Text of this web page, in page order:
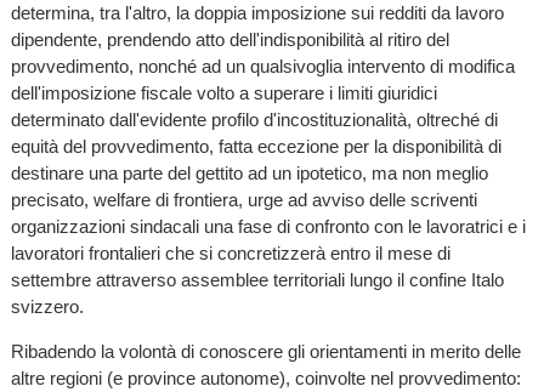
determina, tra l'altro, la doppia imposizione sui redditi da lavoro
dipendente, prendendo atto dell'indisponibilità al ritiro del
provvedimento, nonché ad un qualsivoglia intervento di modifica
dell'imposizione fiscale volto a superare i limiti giuridici
determinato dall'evidente profilo d'incostituzionalità, oltreché di
equità del provvedimento, fatta eccezione per la disponibilità di
destinare una parte del gettito ad un ipotetico, ma non meglio
precisato, welfare di frontiera, urge ad avviso delle scriventi
organizzazioni sindacali una fase di confronto con le lavoratrici e i
lavoratori frontalieri che si concretizzerà entro il mese di
settembre attraverso assemblee territoriali lungo il confine Italo
svizzero.
Ribadendo la volontà di conoscere gli orientamenti in merito delle
altre regioni (e province autonome), coinvolte nel provvedimento: